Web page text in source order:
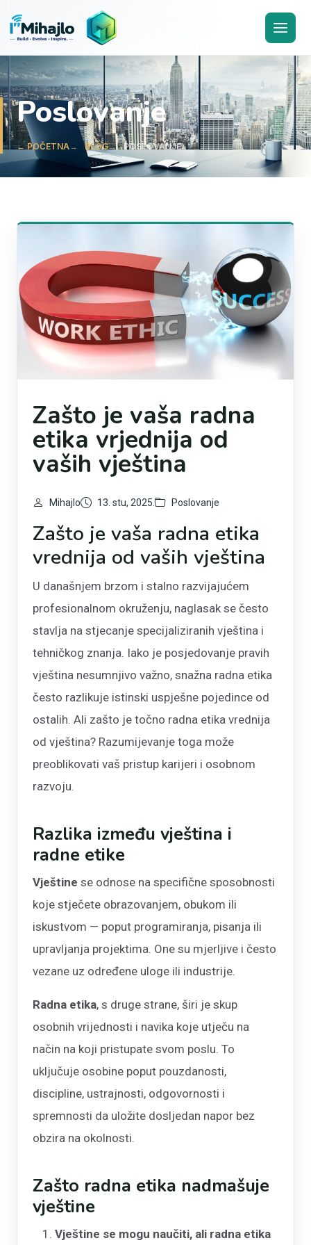
I'Mihajlo
Poslovanje
← POČETNA BLOG POSLOVANJE
Zašto je vaša radna
etika vrjednija od
vaših vještina
Mihajlo 13. stu, 2025. Poslovanje
Zašto je vaša radna etika
vrednija od vaših vještina
U današnjem brzom i stalno razvijajućem
profesionalnom okruženju, naglasak se često
stavlja na stjecanje specijaliziranih vještina i
tehničkog znanja. Iako je posjedovanje pravih
vještina nesumnjivo važno, snažna radna etika
često razlikuje istinski uspješne pojedince od
ostalih. Ali zašto je točno radna etika vrednija
od vještina? Razumijevanje toga može
preoblikovati vaš pristup karijeri i osobnom
razvoju.
Razlika između vještina i
radne etike
Vještine se odnose na specifične sposobnosti
koje stječete obrazovanjem, obukom ili
iskustvom — poput programiranja, pisanja ili
upravljanja projektima. One su mjerljive i često
vezane uz određene uloge ili industrije.
Radna etika, s druge strane, širi je skup
osobnih vrijednosti i navika koje utječu na
način na koji pristupate svom poslu. To
uključuje osobine poput pouzdanosti,
discipline, ustrajnosti, odgovornosti i
spremnosti da uložite dosljedan napor bez
obzira na okolnosti.
Zašto radna etika nadmašuje
vještine
Vještine se mogu naučiti, ali radna etika